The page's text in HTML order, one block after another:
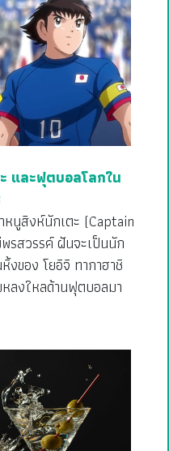
และฟุตบอลโลกใน
หนูสิงห์นักเตะ (Captain
รสวรรค์ ฝันจะเป็นนัก
งของ โยอิจิ ทากาฮาชิ
ลงใหลด้านฟุตบอลมา